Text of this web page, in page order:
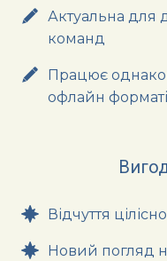
Актуальна для
команд
Працює
офлайн форматі
Відчуття
Новий погляд